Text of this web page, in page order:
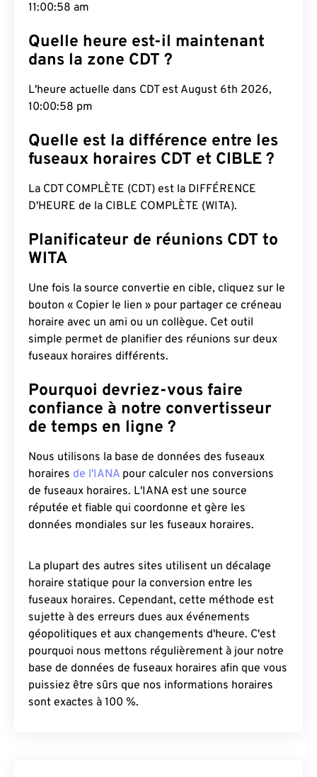
11:00:59 am
Quelle heure est-il maintenant
dans la zone CDT ?
L'heure actuelle dans CDT est August 6th 2026,
10:00:59 pm
Quelle est la différence entre les
fuseaux horaires CDT et CIBLE ?
La CDT COMPLÈTE (CDT) est la DIFFÉRENCE
D'HEURE de la CIBLE COMPLÈTE (WITA).
Planificateur de réunions CDT to
WITA
Une fois la source convertie en cible, cliquez sur le
bouton « Copier le lien » pour partager ce créneau
horaire avec un ami ou un collègue. Cet outil
simple permet de planifier des réunions sur deux
fuseaux horaires différents.
Pourquoi devriez-vous faire
confiance à notre convertisseur
de temps en ligne ?
Nous utilisons la base de données des fuseaux
horaires de l'IANA pour calculer nos conversions
de fuseaux horaires. L'IANA est une source
réputée et fiable qui coordonne et gère les
données mondiales sur les fuseaux horaires.
La plupart des autres sites utilisent un décalage
horaire statique pour la conversion entre les
fuseaux horaires. Cependant, cette méthode est
sujette à des erreurs dues aux événements
géopolitiques et aux changements d'heure. C'est
pourquoi nous mettons régulièrement à jour notre
base de données de fuseaux horaires afin que vous
puissiez être sûrs que nos informations horaires
sont exactes à 100 %.